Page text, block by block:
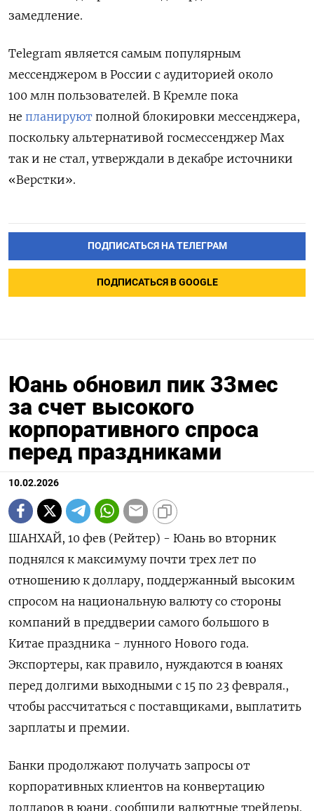
замедление.
Telegram является самым популярным
мессенджером в России с аудиторией около
100 млн пользователей. В Кремле пока
не планируют полной блокировки мессенджера,
поскольку альтернативой госмессенджер Max
так и не стал, утверждали в декабре источники
«Верстки».
ПОДПИСАТЬСЯ НА ТЕЛЕГРАМ
ПОДПИСАТЬСЯ В GOOGLE
Юань обновил пик 33мес
за счет высокого
корпоративного спроса
перед праздниками
10.02.2026
ШАНХАЙ, 10 фев (Рейтер) - Юань во вторник
поднялся к максимуму почти трех лет по
отношению к доллару, поддержанный высоким
спросом на национальную валюту ⁠со стороны
компаний в преддверии самого большого в
Китае праздника - лунного Нового года.
Экспортеры, как правило, нуждаются в юанях
перед долгими выходными с 15 ⁠по 23 февраля.,
чтобы ​рассчитаться с поставщиками, выплатить
зарплаты ⁠и премии.
Банки продолжают получать запросы от
корпоративных клиентов на конвертацию
долларов в ⁠юани, сообщили валютные трейдеры.